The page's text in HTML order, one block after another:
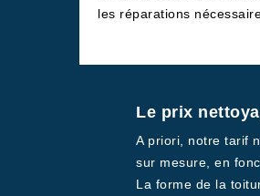
les réparations
Le prix
A priori, notre tarif
sur mesure, en
La forme de la